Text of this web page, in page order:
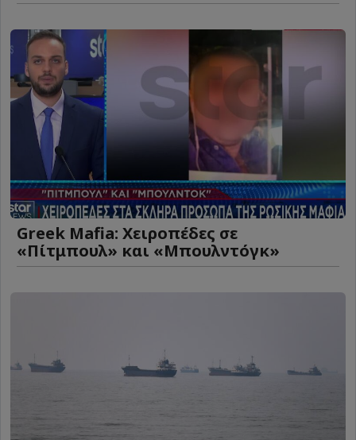
Greek Mafia: Χειροπέδες σε
«Πίτμπουλ» και «Μπουλντόγκ»